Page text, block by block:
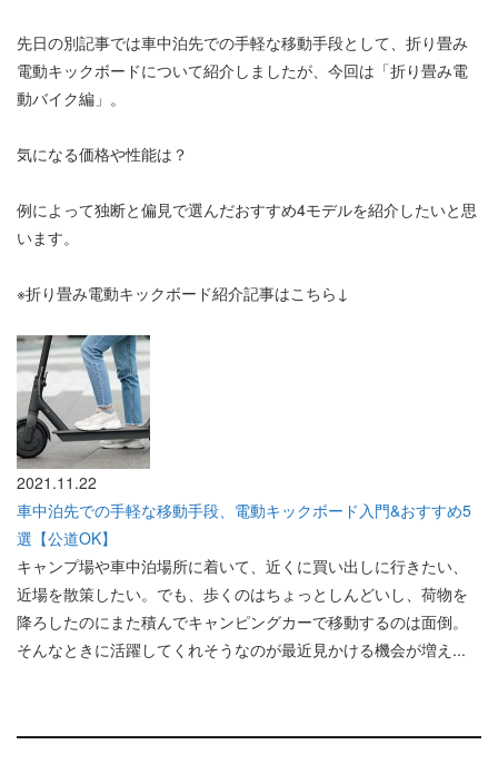
先日の別記事では車中泊先での手軽な移動手段として、折り畳み
電動キックボードについて紹介しましたが、今回は「折り畳み電
動バイク編」。
気になる価格や性能は？
例によって独断と偏見で選んだおすすめ4モデルを紹介したいと思
います。
※折り畳み電動キックボード紹介記事はこちら↓
2021.11.22
車中泊先での手軽な移動手段、電動キックボード入門&おすすめ5
選【公道OK】
キャンプ場や車中泊場所に着いて、近くに買い出しに行きたい、
近場を散策したい。でも、歩くのはちょっとしんどいし、荷物を
降ろしたのにまた積んでキャンピングカーで移動するのは面倒。
そんなときに活躍してくれそうなのが最近見かける機会が増え...